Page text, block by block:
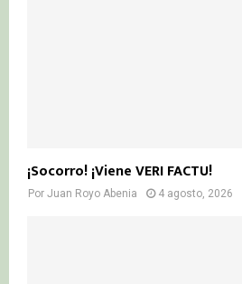
¡Socorro! ¡Viene VERI FACTU!
Por Juan Royo Abenia 4 agosto, 2026